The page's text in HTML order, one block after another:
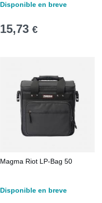
Disponible en breve
15,73 €
Magma Riot LP-Bag 50
Disponible en breve